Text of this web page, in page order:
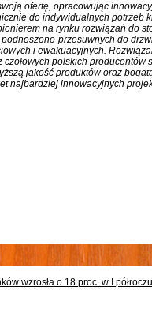
ofertę, opracowując
do indywidualnych potrzeb
na rynku rozwiązań do
przesuwnych do
i ewakuacyjnych.
polskich producentów
jakość produktów oraz
najbardziej innowacyjnych
wzrosła o 18 proc. w I